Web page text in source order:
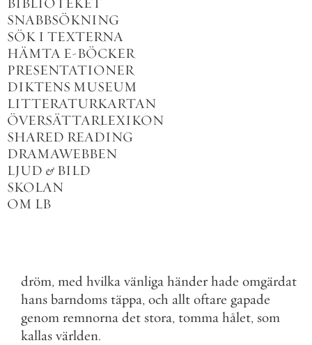
SNABBSÖKNING
SÖK I TEXTERNA
HÄMTA E-BÖCKER
PRESENTATIONER
DIKTENS MUSEUM
LITTERATURKARTAN
ÖVERSÄTTARLEXIKON
SHARED READING
DRAMAWEBBEN
LJUD & BILD
SKOLAN
OM LB
dröm, med hvilka vänliga händer hade omgärdat
hans barndoms täppa, och allt oftare gapade
genom remnorna det stora, tomma hålet, som
kallas världen.